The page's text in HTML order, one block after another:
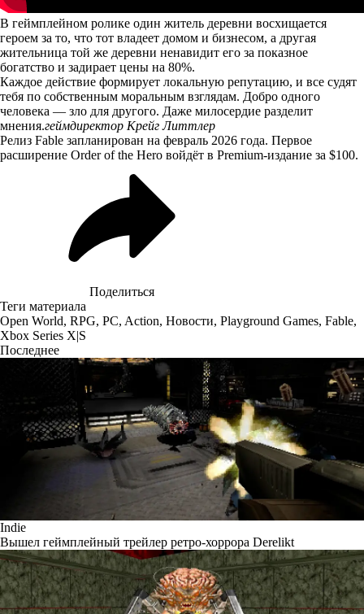
В геймплейном ролике один житель деревни восхищается
героем за то, что тот владеет домом и бизнесом, а другая
жительница той же деревни ненавидит его за показное
богатство и задирает цены на 80%.
Каждое действие формирует локальную репутацию, и все судят
тебя по собственным моральным взглядам. Добро одного
человека — зло для другого. Даже милосердие разделит
мнения.геймдиректор Крейг Литтлер
Релиз Fable запланирован на февраль 2026 года. Первое
расширение Order of the Hero войдёт в Premium-издание за $100.
Поделиться
Теги материала
Open World, RPG, PC, Action, Новости, Playground Games, Fable,
Xbox Series X|S
Последнее
Indie
Вышел геймплейный трейлер ретро-хоррора Derelikt